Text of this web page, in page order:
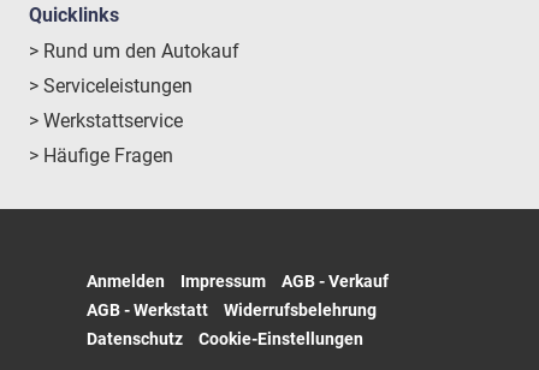
Quicklinks
> Rund um den Autokauf
> Serviceleistungen
> Werkstattservice
> Häufige Fragen
Anmelden Impressum
AGB - Verkauf
AGB - Werkstatt
Widerrufsbelehrung
Datenschutz
Cookie-Einstellungen